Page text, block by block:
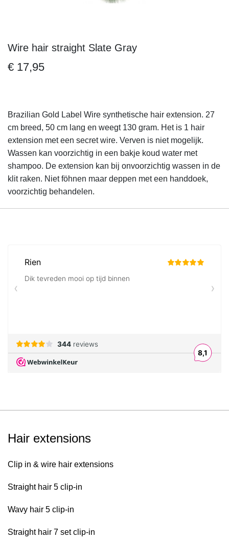
Ga
het
gallerij
Wire hair straight Slate Gray
€ 17,95
Brazilian Gold Label Wire synthetische hair extension. 27
cm breed, 50 cm lang en weegt 130 gram. Het is 1 hair
extension met een secret wire. Verven is niet mogelijk.
Wassen kan voorzichtig in een bakje koud water met
shampoo. De extension kan bij onvoorzichtig wassen in de
klit raken. Niet föhnen maar deppen met een handdoek,
voorzichtig behandelen.
Hair extensions
Clip in & wire hair extensions
Straight hair 5 clip-in
Wavy hair 5 clip-in
Straight hair 7 set clip-in